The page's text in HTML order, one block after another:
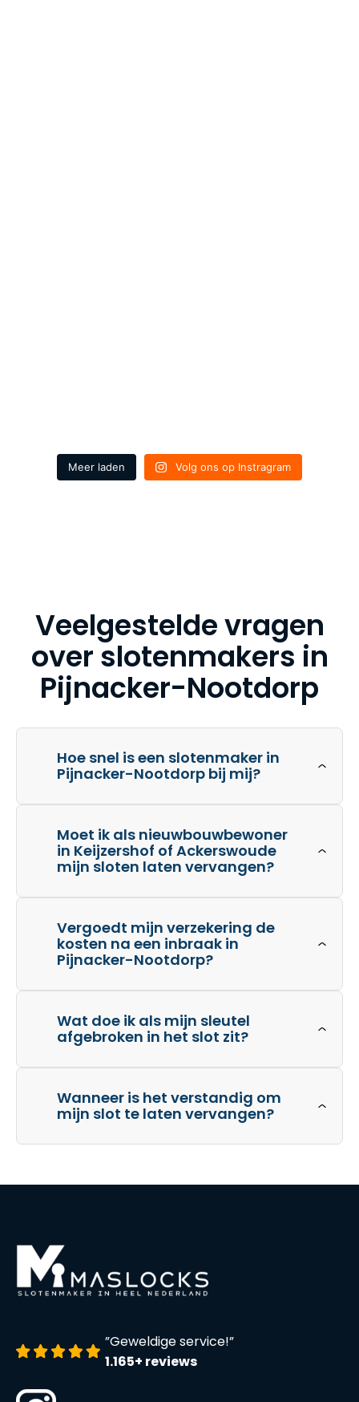
Meer laden Volg ons op Instragram
Veelgestelde vragen
over slotenmakers in
Pijnacker-Nootdorp
Hoe snel is een slotenmaker in
Pijnacker-Nootdorp bij mij?
Moet ik als nieuwbouwbewoner
in Keijzershof of Ackerswoude
mijn sloten laten vervangen?
Vergoedt mijn verzekering de
kosten na een inbraak in
Pijnacker-Nootdorp?
Wat doe ik als mijn sleutel
afgebroken in het slot zit?
Wanneer is het verstandig om
mijn slot te laten vervangen?
”Geweldige service!”
1.165+ reviews